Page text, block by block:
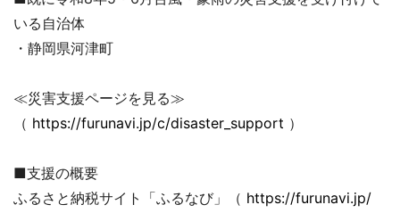
いる自治体
・静岡県河津町
≪災害支援ページを見る≫
（ https://furunavi.jp/c/disaster_support ）
■支援の概要
ふるさと納税サイト「ふるなび」（ https://furunavi.jp/